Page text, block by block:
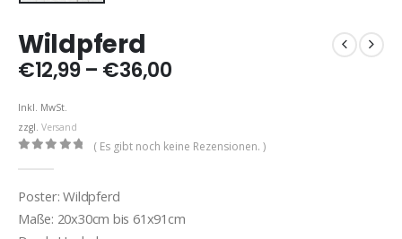
Wildpferd
€12,99 – €36,00Preisspanne:
Inkl. MwSt.
zzgl. Versand
( Es gibt noch keine Rezensionen. )
Poster: Wildpferd
Maße: 20x30cm bis 61x91cm